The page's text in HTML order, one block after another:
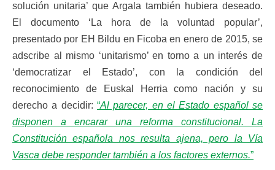
solución unitaria’ que Argala también hubiera deseado.
El documento ‘La hora de la voluntad popular’,
presentado por EH Bildu en Ficoba en enero de 2015, se
adscribe al mismo ‘unitarismo’ en torno a un interés de
‘democratizar el Estado’, con la condición del
reconocimiento de Euskal Herria como nación y su
derecho a decidir: “Al parecer, en el Estado español se
disponen a encarar una reforma constitucional. La
Constitución española nos resulta ajena, pero la Vía
Vasca debe responder también a los factores externos.”